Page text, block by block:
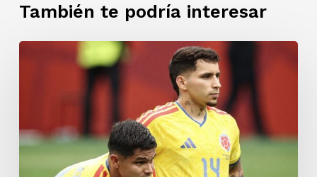
También te podría interesar
se